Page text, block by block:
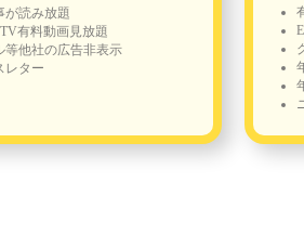
が読み放題
有料動画見放題
等他社の広告非表示
レター